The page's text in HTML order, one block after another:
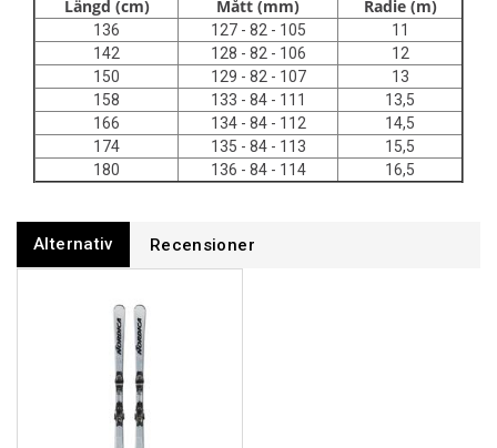
Längd (cm) Mått (mm) Radie (m)
136 127 - 82 - 105
11
142
128 - 82 - 106
12
150
129 - 82 - 107
13
158
133 - 84 - 111
13,5
166
134 - 84 - 112
14,5
174
135 - 84 - 113
15,5
180
136 - 84 - 114 16,5
Alternativ Recensioner